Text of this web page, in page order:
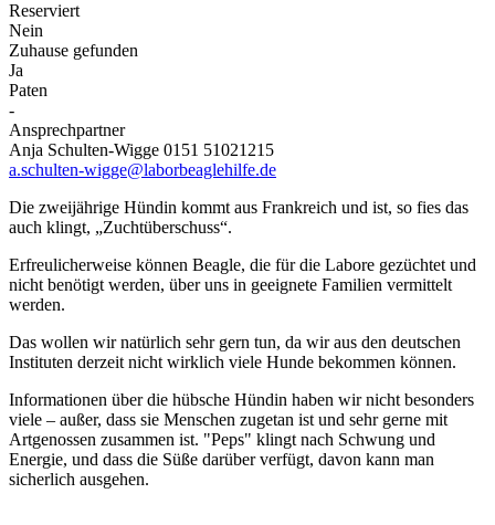
Reserviert
Nein
Zuhause gefunden
Ja
Paten
-
Ansprechpartner
Anja Schulten-Wigge 0151 51021215
a.schulten-wigge@laborbeaglehilfe.de
Die zweijährige Hündin kommt aus Frankreich und ist, so fies das
auch klingt, „Zuchtüberschuss“.
Erfreulicherweise können Beagle, die für die Labore gezüchtet und
nicht benötigt werden, über uns in geeignete Familien vermittelt
werden.
Das wollen wir natürlich sehr gern tun, da wir aus den deutschen
Instituten derzeit nicht wirklich viele Hunde bekommen können.
Informationen über die hübsche Hündin haben wir nicht besonders
viele – außer, dass sie Menschen zugetan ist und sehr gerne mit
Artgenossen zusammen ist. "Peps" klingt nach Schwung und
Energie, und dass die Süße darüber verfügt, davon kann man
sicherlich ausgehen.